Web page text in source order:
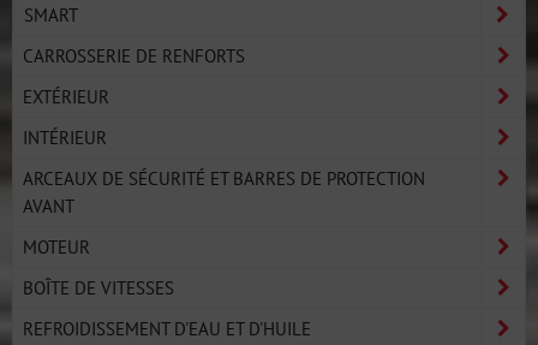
SMART
CARROSSERIE DE RENFORTS
EXTÉRIEUR
INTÉRIEUR
ARCEAUX DE SÉCURITÉ ET BARRES DE PROTECTION
AVANT
MOTEUR
BOÎTE DE VITESSES
REFROIDISSEMENT D'EAU ET D'HUILE